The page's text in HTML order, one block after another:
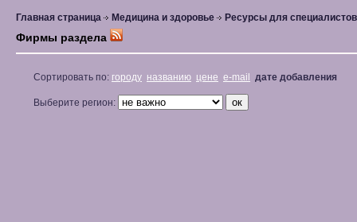
Главная страница Медицина и здоровье Ресурсы для специалистов
Фирмы раздела
Сортировать по: городу названию цене e-mail дате добавления
Выберите регион: